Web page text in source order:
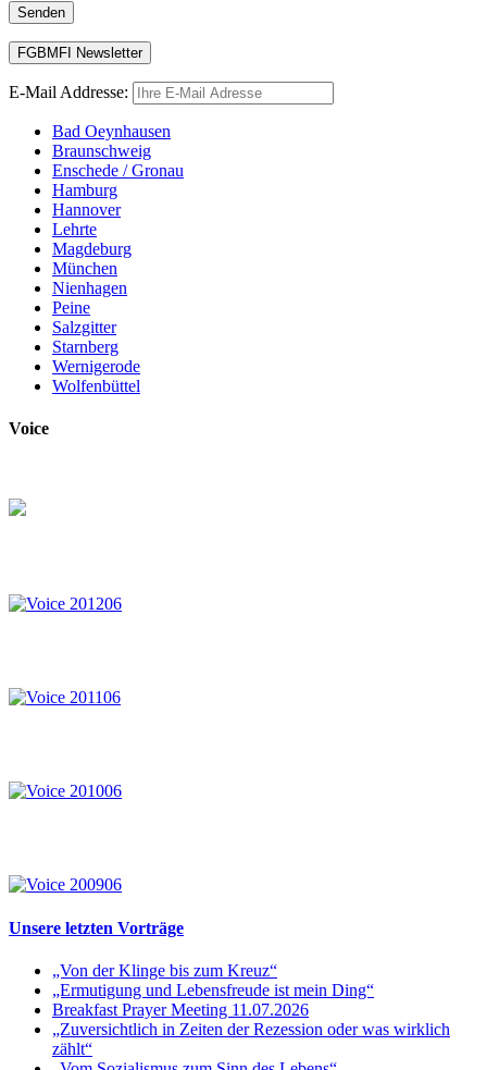
Senden
E-Mail Addresse:
Bad Oeynhausen
Braunschweig
Enschede / Gronau
Hamburg
Hannover
Lehrte
Magdeburg
München
Nienhagen
Peine
Salzgitter
Starnberg
Wernigerode
Wolfenbüttel
Voice
Unsere letzten Vorträge
„Von der Klinge bis zum Kreuz“
„Ermutigung und Lebensfreude ist mein Ding“
Breakfast Prayer Meeting 11.07.2026
„Zuversichtlich in Zeiten der Rezession oder was wirklich
zählt“